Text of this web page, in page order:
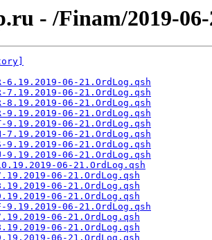
- /Finam/2019-
6.19.2019-06-21.OrdLog.qsh
7.19.2019-06-21.OrdLog.qsh
8.19.2019-06-21.OrdLog.qsh
9.19.2019-06-21.OrdLog.qsh
9.19.2019-06-21.OrdLog.qsh
7.19.2019-06-21.OrdLog.qsh
9.19.2019-06-21.OrdLog.qsh
9.19.2019-06-21.OrdLog.qsh
06-21.OrdLog.qsh
06-21.OrdLog.qsh
06-21.OrdLog.qsh
06-21.OrdLog.qsh
9.19.2019-06-21.OrdLog.qsh
06-21.OrdLog.qsh
06-21.OrdLog.qsh
06-21.OrdLog.qsh